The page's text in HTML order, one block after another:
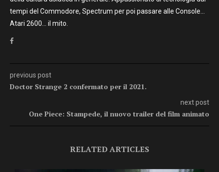
tempi del Commodore, Spectrum per poi passare alle Console…
Atari 2600… il mito.
previous post
Doctor Strange 2 confermato per il 2021.
next post
One Piece: Stampede, il nuovo trailer del film animato
RELATED ARTICLES